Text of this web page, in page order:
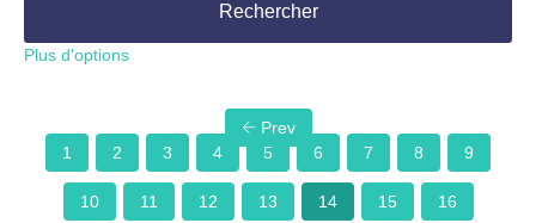
Rechercher
Plus d'options
Prev
1
2 3 4 5 6 7 8 9
10 11 12 13 14 15 16